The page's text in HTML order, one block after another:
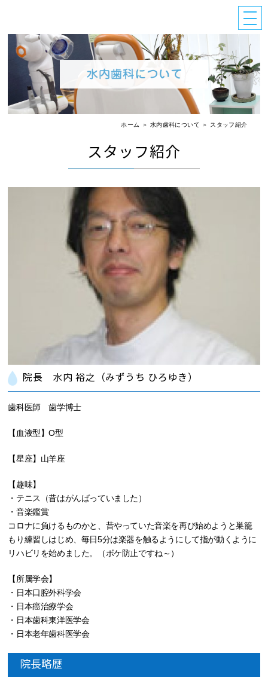
ホーム ＞ 水内歯科について ＞ スタッフ紹介
スタッフ紹介
院長 水内 裕之（みずうち ひろゆき）
歯科医師 歯学博士
【血液型】O型
【星座】山羊座
【趣味】
・テニス（昔はがんばっていました）
・音楽鑑賞
コロナに負けるものかと、昔やっていた音楽を再び始めようと巣籠
もり練習しはじめ、毎日5分は楽器を触るようにして指が動くように
リハビリを始めました。（ボケ防止ですね～）
【所属学会】
・日本口腔外科学会
・日本癌治療学会
・日本歯科東洋医学会
・日本老年歯科医学会
院長略歴